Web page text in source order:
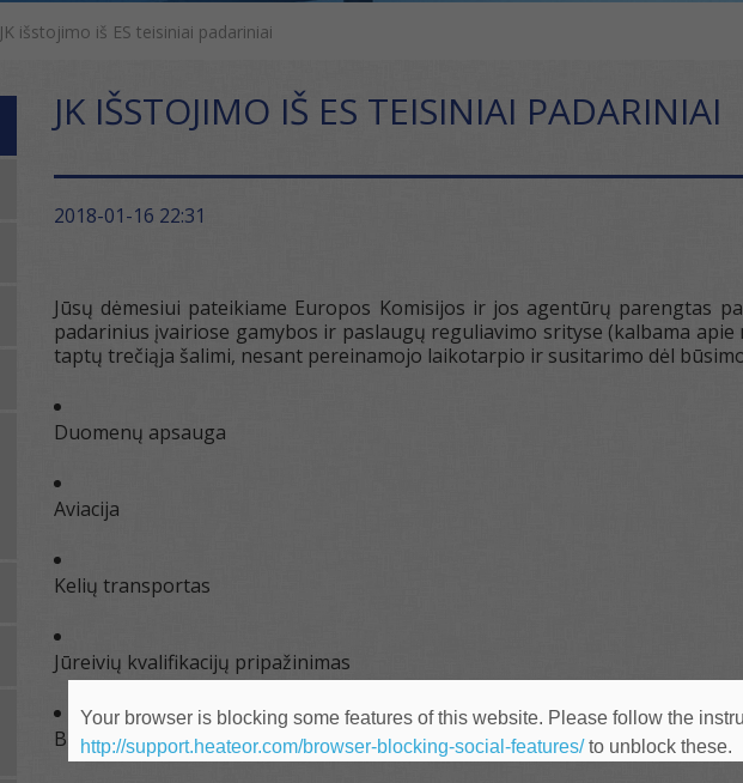
JK išstojimo iš ES teisiniai padariniai
JK IŠSTOJIMO IŠ ES TEISINIAI PADARINIAI
2018-01-16 22:31
Jūsų dėmesiui pateikiame Europos Komisijos ir jos agentūrų parengtas
padarinius įvairiose gamybos ir paslaugų reguliavimo srityse (kalbama
taptų trečiąja šalimi, nesant pereinamojo laikotarpio ir susitarimo dėl
Duomenų apsauga
Aviacija
Kelių transportas
Jūreivių kvalifikacijų pripažinimas
Biocidai
Your browser is blocking some features of this website. Please follow the
http://support.heateor.com/browser-blocking-social-features/to unblock these.